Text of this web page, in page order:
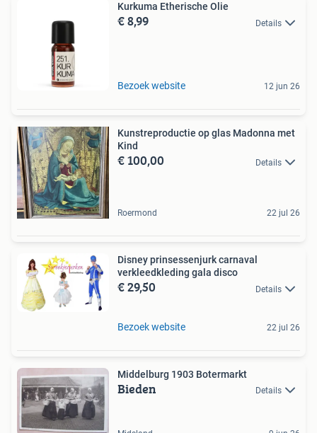
Kurkuma Etherische Olie
€ 8,99 Details
Bezoek website 12 jun 26
Kunstreproductie op glas Madonna met
Kind
€ 100,00 Details
Roermond 22 jul 26
Disney prinsessenjurk carnaval
verkleedkleding gala disco
€ 29,50 Details
Bezoek website 22 jul 26
Middelburg 1903 Botermarkt
Bieden Details